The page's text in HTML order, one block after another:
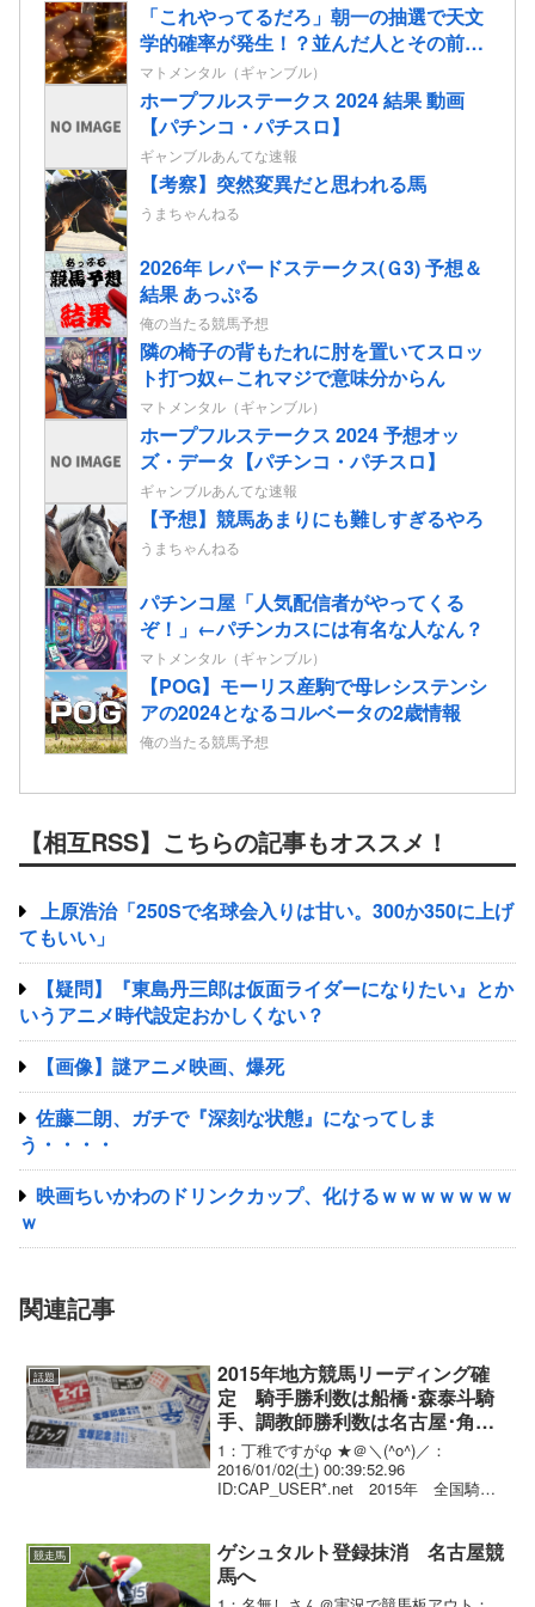
「これやってるだろ」朝一の抽選で天文
学的確率が発生！？並んだ人とその前後
で連番が出てしまう…
マトメンタル（ギャンブル）
ホープフルステークス 2024 結果 動画
【パチンコ・パチスロ】
ギャンブルあんてな速報
【考察】突然変異だと思われる馬
うまちゃんねる
2026年 レパードステークス(Ｇ3) 予想＆
結果 あっぷる
俺の当たる競馬予想
隣の椅子の背もたれに肘を置いてスロッ
ト打つ奴←これマジで意味分からん
マトメンタル（ギャンブル）
ホープフルステークス 2024 予想オッ
ズ・データ【パチンコ・パチスロ】
ギャンブルあんてな速報
【予想】競馬あまりにも難しすぎるやろ
うまちゃんねる
パチンコ屋「人気配信者がやってくる
ぞ！」←パチンカスには有名な人なん？
マトメンタル（ギャンブル）
【POG】モーリス産駒で母レシステンシ
アの2024となるコルベータの2歳情報
俺の当たる競馬予想
【相互RSS】こちらの記事もオススメ！
上原浩治「250Sで名球会入りは甘い。300か350に上げ
てもいい」
【疑問】『東島丹三郎は仮面ライダーになりたい』とか
いうアニメ時代設定おかしくない？
【画像】謎アニメ映画、爆死
佐藤二朗、ガチで『深刻な状態』になってしま
う・・・・
映画ちいかわのドリンクカップ、化けるｗｗｗｗｗｗｗ
ｗ
関連記事
話題
2015年地方競馬リーディング確
定 騎手勝利数は船橋･森泰斗騎
手、調教師勝利数は名古屋･角田
輝也師
1：丁稚ですがφ ★＠＼(^o^)／：
2016/01/02(土) 00:39:52.96
ID:CAP_USER*.net 2015年 全国騎手
率 連対率 ...
競走馬
ゲシュタルト登録抹消 名古屋競
馬へ